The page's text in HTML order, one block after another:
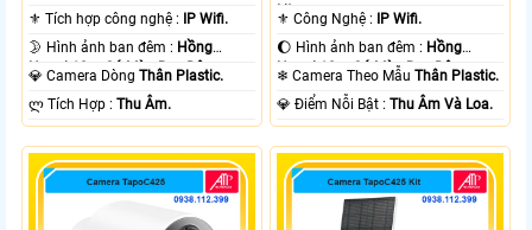
⚜️ Tích hợp công nghệ : IP Wifi.
🌛 Hình ảnh ban đêm : Hồng
Ngoại 10m Có Màu Ban Ðêm.
💎 Camera DòngThân Plastic.
️ლ Tích Hợp :Thu Âm.
Lite .
⚜️ Công Nghệ : IP Wifi.
🌔 Hình ảnh ban đêm : Hồng
Ngoại 10m Có Màu Ban Ðêm.
❄ Camera Theo MẫuThân Plastic.
️💎 Điểm Nỗi Bật :Thu Âm Và Loa.